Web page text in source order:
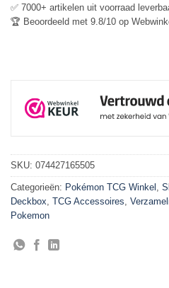
✅ 7000+ artikelen uit voorraad
🏆 Beoordeeld met 9.8/10 op
SKU: 074427165505
Categorieën: Pokémon TCG Winkel ,
Deckbox, TCG Accessoires,
Pokemon